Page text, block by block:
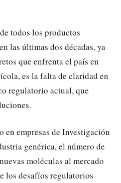
todos los productos
las últimas dos décadas, ya
que enfrenta el país en
es la falta de claridad en
regulatorio actual, que
en empresas de Investigación
genérica, el número de
moléculas al mercado
los desafíos regulatorios